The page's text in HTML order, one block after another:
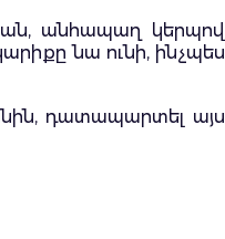
անհապաղ կերպով
նա ունի, ինչպես
դատապարտել այս